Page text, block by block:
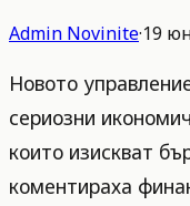
Admin Novinite·19
Новото
сериозни
които изискват
коментираха